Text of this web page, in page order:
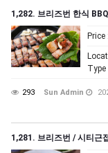
1,282. 브리즈번 한식
Price
Type
293 Sun Admin
1,281. 브리즈번 / 시티근